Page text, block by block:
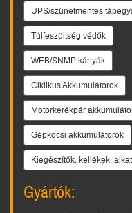
UPS/szünetmentes
Túlfeszültség védők
WEB/SNMP kártyák
Ciklikus Akkumulátorok
Motorkerékpár
Gépkocsi akkumulátorok
Kiegészítők, kellékek,
Gyártók: